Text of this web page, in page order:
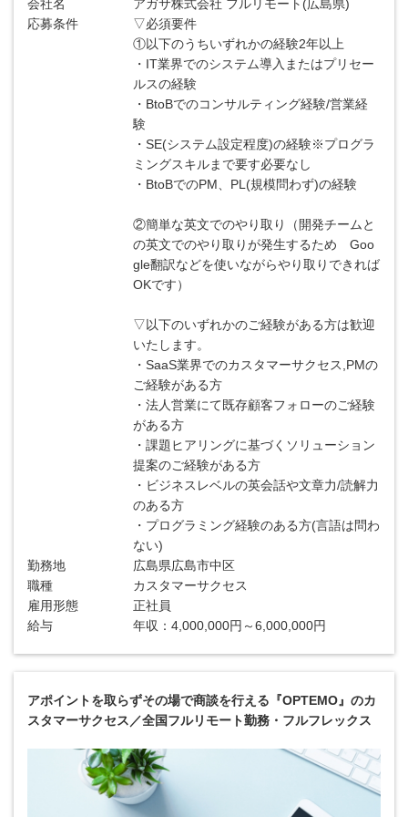
会社名
アガサ株式会社 フルリモート(広島県)
応募条件
▽必須要件
①以下のうちいずれかの経験2年以上
・IT業界でのシステム導入またはプリセー
ルスの経験
・BtoBでのコンサルティング経験/営業経
験
・SE(システム設定程度)の経験※プログラ
ミングスキルまで要す必要なし
・BtoBでのPM、PL(規模問わず)の経験
②簡単な英文でのやり取り（開発チームと
の英文でのやり取りが発生するため Goo
gle翻訳などを使いながらやり取りできれば
OKです）
▽以下のいずれかのご経験がある方は歓迎
いたします。
・SaaS業界でのカスタマーサクセス,PMの
ご経験がある方
・法人営業にて既存顧客フォローのご経験
がある方
・課題ヒアリングに基づくソリューション
提案のご経験がある方
・ビジネスレベルの英会話や文章力/読解力
のある方
・プログラミング経験のある方(言語は問わ
ない)
勤務地
広島県広島市中区
職種
カスタマーサクセス
雇用形態
正社員
給与
年収：4,000,000円～6,000,000円
アポイントを取らずその場で商談を行える『OPTEMO』のカ
スタマーサクセス／全国フルリモート勤務・フルフレックス